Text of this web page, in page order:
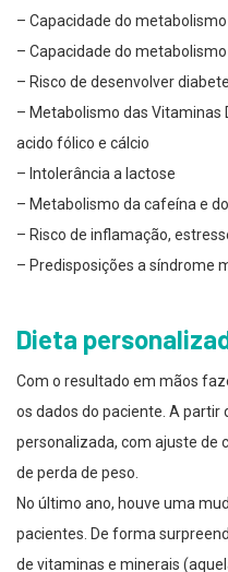
– Capacidade do
– Capacidade do
– Risco de desenvolver
– Metabolismo das Vitaminas
acido fólico e cálcio
– Intolerância a lactose
– Metabolismo da cafeína e
– Risco de inflamação,
– Predisposições a síndrome
Dieta
Com o resultado em mãos
os dados do paciente. A
personalizada, com ajuste de
de perda de peso.
No último ano, houve uma
pacientes. De forma
de vitaminas e minerais